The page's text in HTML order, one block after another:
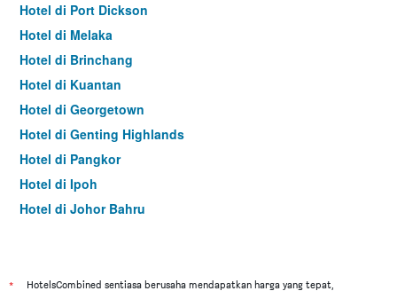
Hotel di Port Dickson
Hotel di Melaka
Hotel di Brinchang
Hotel di Kuantan
Hotel di Georgetown
Hotel di Genting Highlands
Hotel di Pangkor
Hotel di Ipoh
Hotel di Johor Bahru
Hotel di Kuching
* HotelsCombined sentiasa berusaha mendapatkan harga yang tepat,